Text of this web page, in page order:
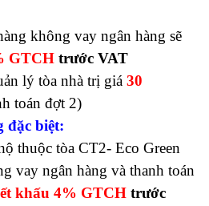
không vay ngân hàng sẽ
GTCH trước VAT
lý tòa nhà trị giá 30
toán đợt 2)
đặc biệt:
thuộc tòa CT2- Eco Green
vay ngân hàng và thanh toán
khấu 4% GTCH trước